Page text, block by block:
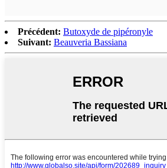
Précédent: Butoxyde de pipéronyle
Suivant: Beauveria Bassiana